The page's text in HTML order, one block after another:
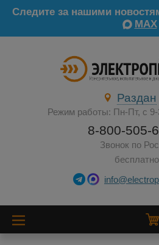
Следите за нашими
MAX
Раздан
Режим работы: Пн-Пт, с 9-
8-800-505-
Звонок по
бесплатно